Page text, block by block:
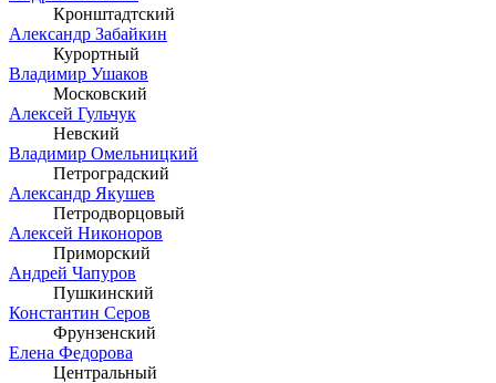
Кронштадтский
Александр Забайкин
Курортный
Владимир Ушаков
Московский
Алексей Гульчук
Невский
Владимир Омельницкий
Петроградский
Александр Якушев
Петродворцовый
Алексей Никоноров
Приморский
Андрей Чапуров
Пушкинский
Константин Серов
Фрунзенский
Елена Федорова
Центральный